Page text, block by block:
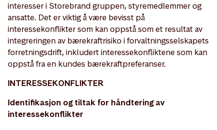
interesser i Storebrand gruppen, styremedlemmer og
ansatte. Det er viktig å være bevisst på
interessekonflikter som kan oppstå som et resultat av
integreringen av bærekraftrisiko i forvaltningsselskapets
forretningsdrift, inkludert interessekonfliktene som kan
oppstå fra en kundes bærekraftpreferanser.
INTERESSEKONFLIKTER
Identifikasjon og tiltak for håndtering av
interessekonflikter